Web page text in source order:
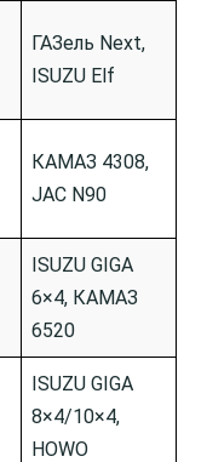
ГАЗель Next,
ISUZU Elf
КАМАЗ 4308,
JAC N90
ISUZU GIGA
6×4, КАМАЗ
6520
ISUZU GIGA
8×4/10×4,
HOWO